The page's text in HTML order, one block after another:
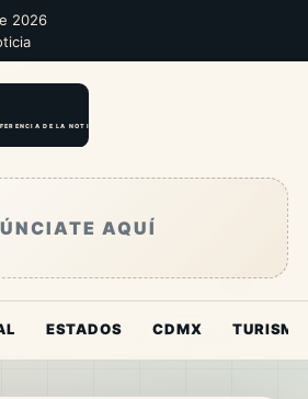
2026
AQUÍ
ESTADOS CDMX TURISMO